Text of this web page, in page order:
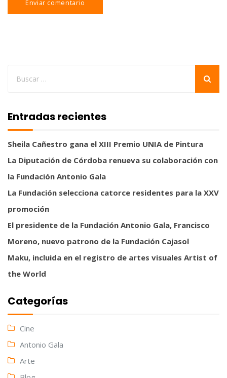
Entradas recientes
Sheila Cañestro gana el XIII Premio UNIA de Pintura
La Diputación de Córdoba renueva su colaboración con
la Fundación Antonio Gala
La Fundación selecciona catorce residentes para la XXV
promoción
El presidente de la Fundación Antonio Gala, Francisco
Moreno, nuevo patrono de la Fundación Cajasol
Maku, incluida en el registro de artes visuales Artist of
the World
Categorías
Cine
Antonio Gala
Arte